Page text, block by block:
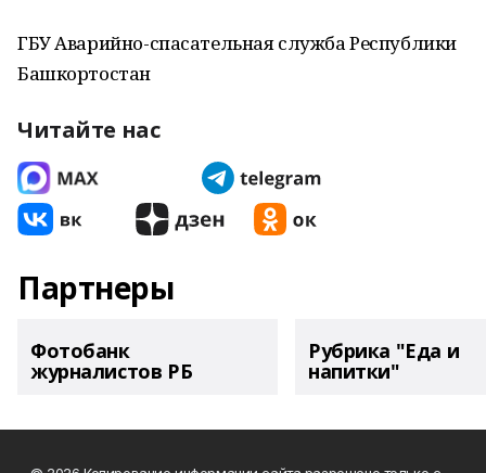
ГБУ Аварийно-спасательная служба Республики
Башкортостан
Читайте нас
Партнеры
Фотобанк
журналистов РБ
Рубрика "Еда и
напитки"